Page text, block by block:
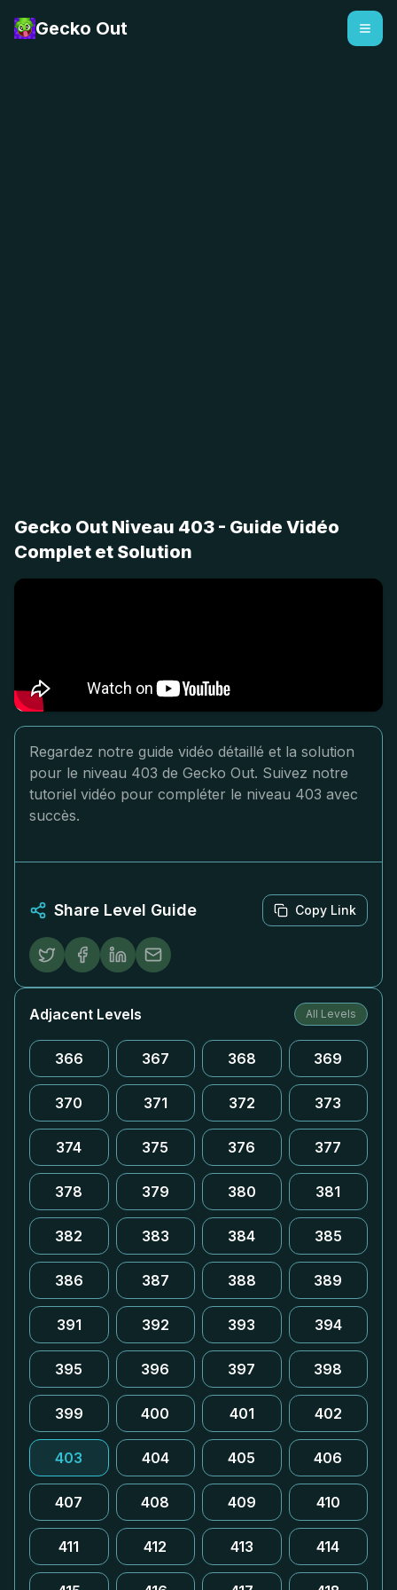
Gecko Out
Gecko Out Niveau 403 - Guide Vidéo
Complet et Solution
Regardez notre guide vidéo détaillé et la solution
pour le niveau 403 de Gecko Out. Suivez notre
tutoriel vidéo pour compléter le niveau 403 avec
succès.
Share Level Guide Copy Link
Adjacent Levels All Levels
366 367 368 369
370 371 372 373
374 375 376 377
378 379 380 381
382 383 384 385
386 387 388 389
391 392 393 394
395 396 397 398
399 400 401 402
403 404 405 406
407 408 409 410
411 412 413 414